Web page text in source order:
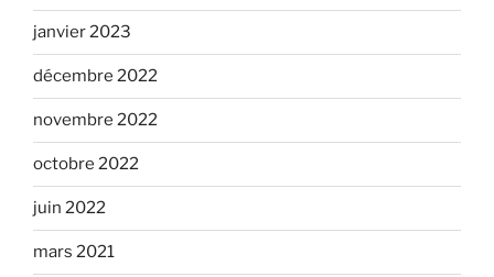
janvier 2023
décembre 2022
novembre 2022
octobre 2022
juin 2022
mars 2021